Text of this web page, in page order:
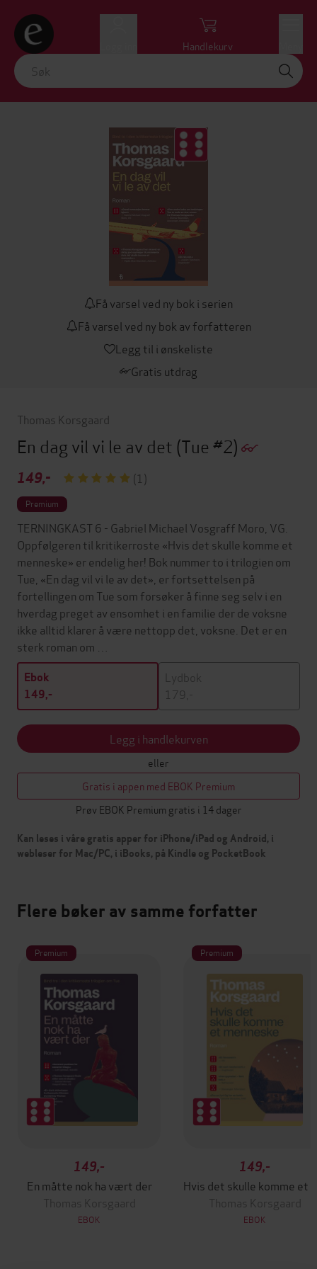
Handlekurv
Få varsel ved ny bok i serien
Få varsel ved ny bok av forfatteren
Legg til i ønskeliste
Gratis utdrag
Thomas Korsgaard
En dag vil vi le av det (Tue #2)
149,- (1)
Premium
TERNINGKAST 6 - Gabriel Michael Vosgraff Moro, VG.
Oppfølgeren til kritikerroste «Hvis det skulle komme et
menneske» er endelig her! Bok nummer to i trilogien om
Tue, «En dag vil vi le av det», er fortsettelsen på
fortellingen om Tue som forsøker å finne seg selv i en
hverdag preget av ensomhet i en familie der de voksne
ikke alltid klarer å være nettopp det, voksne. Det er en
sterk roman om …
Ebok
149,-
Lydbok
179,-
Legg i handlekurven
eller
Gratis i appen med EBOK Premium
Prøv EBOK Premium gratis i 14 dager
Kan leses i våre gratis apper for iPhone/iPad og Android, i
webleser for Mac/PC, i iBooks, på Kindle og PocketBook
Flere bøker av samme forfatter
Premium
149,-
En måtte nok ha vært der
Thomas Korsgaard
EBOK
Premium
149,-
Thomas Korsgaard
EBOK